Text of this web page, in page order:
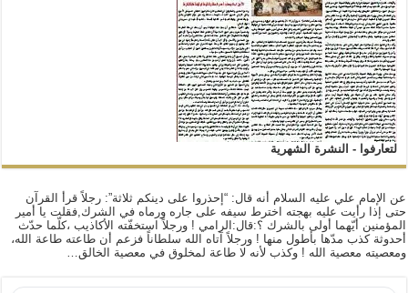
لتعارفوا - النشرة الشهرية
عن الإمام علي عليه السلام أنه قال: “إحذروا على دينكم ثلاثة”: رجلاً قرأ القرآن
حتى إذا رأيت عليه بهجته اخترط سيفه على جاره ورماه في الشرك,فقلت يا أمير
المؤمنين أيّهما أولى بالشرك ؟:قال:الرامي ! ورجلاً استخفّته الأكاذيب ،كلّما حدّث
أحدوثة كذب مدّها بأطول منها ! ورجلاً آتاه الله سلطاناً فزعم أن طاعته طاعة الله،
ومعصيته معصية الله ! وكذب لأنه لا طاعة لمخلوق في معصية الخالق…